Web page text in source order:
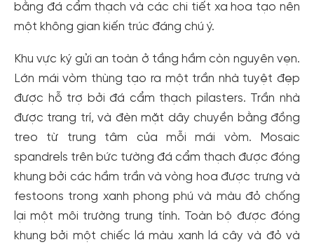
bằng đá cẩm thạch và các chi tiết xa hoa tạo nên
một không gian kiến ​​trúc đáng chú ý.
Khu vực ký gửi an toàn ở tầng hầm còn nguyên vẹn.
Lớn mái vòm thùng tạo ra một trần nhà tuyệt đẹp
được hỗ trợ bởi đá cẩm thạch pilasters. Trần nhà
được trang trí, và đèn mặt dây chuyền bằng đồng
treo từ trung tâm của mỗi mái vòm. Mosaic
spandrels trên bức tường đá cẩm thạch được đóng
khung bởi các hầm trần và vòng hoa được trưng và
festoons trong xanh phong phú và màu đỏ chống
lại một môi trường trung tính. Toàn bộ được đóng
khung bởi một chiếc lá màu xanh lá cây và đỏ và